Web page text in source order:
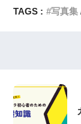
TAGS :
写真集